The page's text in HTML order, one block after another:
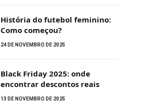
História do futebol feminino:
Como começou?
24 DE NOVEMBRO DE 2025
Black Friday 2025: onde
encontrar descontos reais
13 DE NOVEMBRO DE 2025